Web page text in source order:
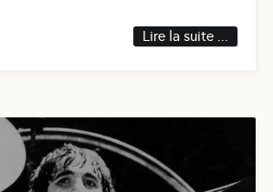
Lire la suite ...